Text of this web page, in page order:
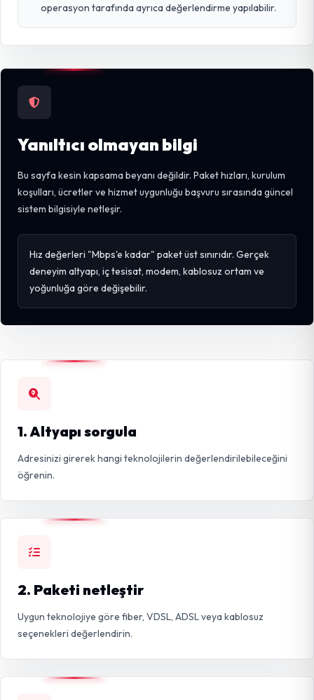
operasyon tarafında ayrıca değerlendirme yapılabilir.
Yanıltıcı olmayan bilgi
Bu sayfa kesin kapsama beyanı değildir. Paket hızları, kurulum
koşulları, ücretler ve hizmet uygunluğu başvuru sırasında güncel
sistem bilgisiyle netleşir.
Hız değerleri "Mbps'e kadar" paket üst sınırıdır. Gerçek
deneyim altyapı, iç tesisat, modem, kablosuz ortam ve
yoğunluğa göre değişebilir.
1. Altyapı sorgula
Adresinizi girerek hangi teknolojilerin değerlendirilebileceğini
öğrenin.
2. Paketi netleştir
Uygun teknolojiye göre fiber, VDSL, ADSL veya kablosuz
seçenekleri değerlendirin.